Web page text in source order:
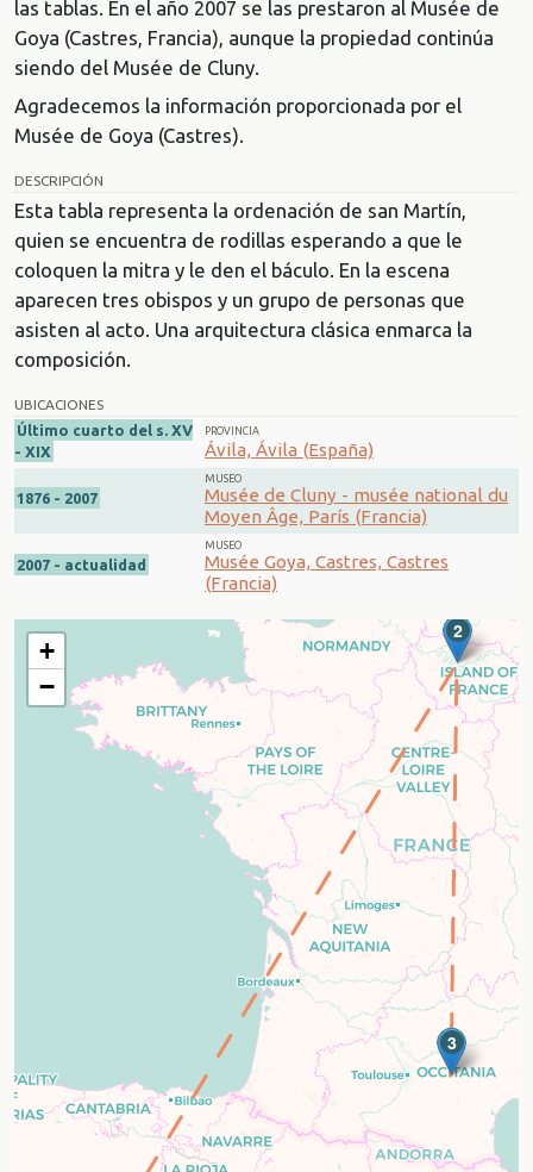
las tablas. En el año 2007 se las prestaron al Musée de
Goya (Castres, Francia), aunque la propiedad continúa
siendo del Musée de Cluny.
Agradecemos la información proporcionada por el
Musée de Goya (Castres).
DESCRIPCIÓN
Esta tabla representa la ordenación de san Martín,
quien se encuentra de rodillas esperando a que le
coloquen la mitra y le den el báculo. En la escena
aparecen tres obispos y un grupo de personas que
asisten al acto. Una arquitectura clásica enmarca la
composición.
UBICACIONES
Último cuarto del s. XV
- XIX
PROVINCIA
Ávila, Ávila (España)
1876 - 2007
MUSEO
Musée de Cluny - musée national du
Moyen Âge, París (Francia)
2007 - actualidad
MUSEO
Musée Goya, Castres, Castres
(Francia)
2
3
+
−